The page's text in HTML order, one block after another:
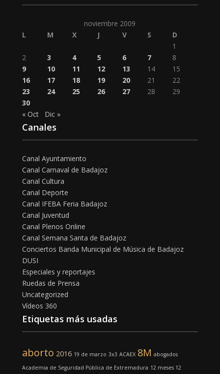
noviembre 2009
L
M X J V S
D
1
2
3 4 5 6 7
8
9
10 11 12 13 14
15
16
17 18 19 20 21
22
23
24 25 26 27 28
29
30
« Oct
Dic »
Canales
Canal Ayuntamiento
Canal Carnaval de Badajoz
Canal Cultura
Canal Deporte
Canal IFEBA Feria Badajoz
Canal Juventud
Canal Plenos Online
Canal Semana Santa de Badajoz
Conciertos Banda Municipal de Música de Badajoz
DUSI
Especiales y reportajes
Ruedas de Prensa
Uncategorized
Vídeos 360
Etiquetas más usadas
aborto 2016 19 de marzo 3x3 ACAEX 8M abogados
Academia de Seguridad Pública de Extremadura 12 meses 12